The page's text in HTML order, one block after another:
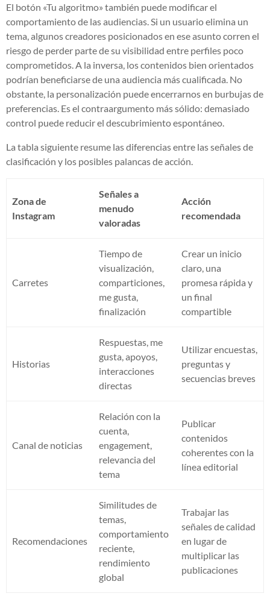
El botón «Tu algoritmo» también puede modificar el
comportamiento de las audiencias. Si un usuario elimina un
tema, algunos creadores posicionados en ese asunto corren el
riesgo de perder parte de su visibilidad entre perfiles poco
comprometidos. A la inversa, los contenidos bien orientados
podrían beneficiarse de una audiencia más cualificada. No
obstante, la personalización puede encerrarnos en burbujas de
preferencias. Es el contraargumento más sólido: demasiado
control puede reducir el descubrimiento espontáneo.
La tabla siguiente resume las diferencias entre las señales de
clasificación y los posibles palancas de acción.
Zona de
Instagram
Señales a
menudo
valoradas
Acción
recomendada
Carretes
Tiempo de
visualización,
comparticiones,
me gusta,
finalización
Crear un inicio
claro, una
promesa rápida y
un final
compartible
Historias
Respuestas, me
gusta, apoyos,
interacciones
directas
Utilizar encuestas,
preguntas y
secuencias breves
Canal de noticias
Relación con la
cuenta,
engagement,
relevancia del
tema
Publicar
contenidos
coherentes con la
línea editorial
Recomendaciones
Similitudes de
temas,
comportamiento
reciente,
rendimiento
global
Trabajar las
señales de calidad
en lugar de
multiplicar las
publicaciones